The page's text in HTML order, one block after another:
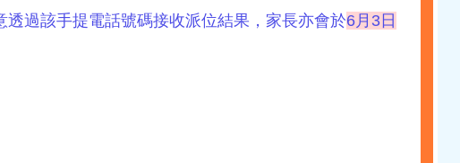
過該手提電話號碼接收派位結果，家長亦會於6月3日